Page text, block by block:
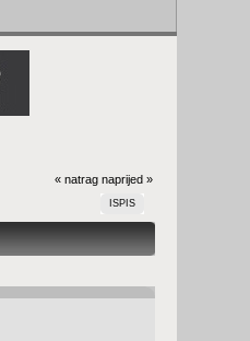
« natrag naprijed »
ISPIS